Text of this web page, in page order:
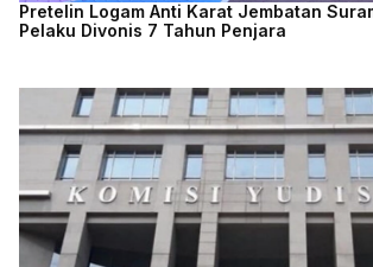
Pretelin Logam Anti Karat Jembatan
Pelaku Divonis 7 Tahun Penjara